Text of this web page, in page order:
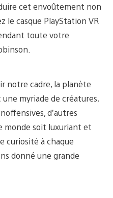
cet envoûtement non
le casque PlayStation VR
toute votre
notre cadre, la planète
myriade de créatures,
d’autres
monde soit luxuriant et
curiosité à chaque
donné une grande